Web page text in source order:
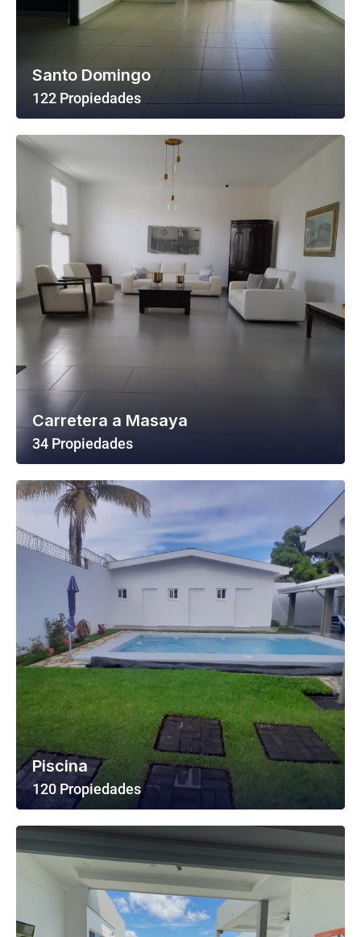
Santo Domingo
122 Propiedades
Ver Todas Las Propiedades
Carretera a Masaya
34 Propiedades
Ver Todas Las Propiedades
Piscina
120 Propiedades
Ver Todas Las Propiedades